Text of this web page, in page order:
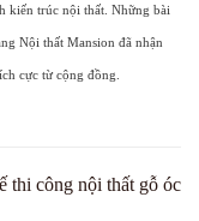
kiến trúc nội thất. Những bài
Nội thất Mansion đã nhận
cực từ cộng đồng.
thi công nội thất gỗ óc